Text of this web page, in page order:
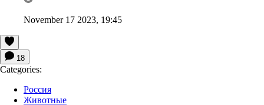
November 17 2023, 19:45
18
Categories:
Россия
Животные